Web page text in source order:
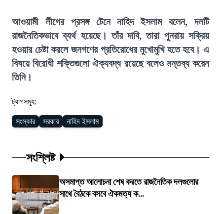
আওয়ামী লীগের প্রসঙ্গ টেনে নাহিদ ইসলাম বলেন, দলটি
রাজনৈতিকভাবে ব্যর্থ হয়েছে। তাঁর দাবি, তারা পুনরায় সক্রিয়
হওয়ার চেষ্টা করলে জনগণের প্রতিরোধের মুখোমুখি হতে হবে। এ
বিষয়ে বিরোধী শক্তিগুলো ঐক্যবদ্ধ রয়েছে বলেও মন্তব্য করেন
তিনি।
ট্যাগসমূহ:
সংস্কার সরকার নাহিদ ইসলাম
সংশ্লিষ্ট
অসমাপ্ত আলোচনা শেষ করতে রাজনৈতিক দলগুলোর
সাথে বৈঠকে বসবে ঐকমত্য ক...